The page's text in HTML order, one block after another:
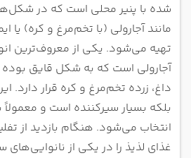
شده با پنیر محلی است که در
مانند آجارولی (با تخم‌مرغ و کره) یا
تهیه می‌شود. یکی از معروف‌ترین
آجارولی است که به شکل قایق
داغ، زرده تخم‌مرغ و کره قرار دارد.
بلکه بسیار سیرکننده است و معمولاً
انتخاب می‌شود. هنگام بازدید از
غذای لذیذ را در یکی از نانوایی‌های